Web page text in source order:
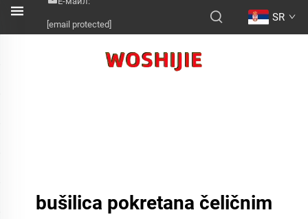
[email protected]
SR
bušilica pokretana čeličnim